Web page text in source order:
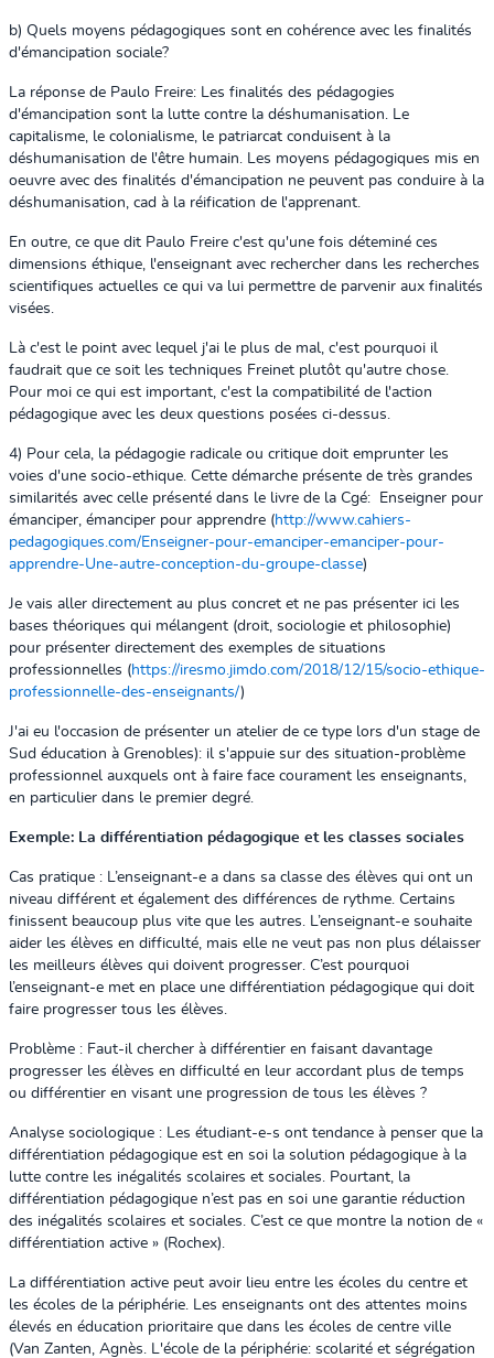
b) Quels moyens pédagogiques sont en cohérence avec les finalités
d'émancipation sociale?
La réponse de Paulo Freire: Les finalités des pédagogies
d'émancipation sont la lutte contre la déshumanisation. Le
capitalisme, le colonialisme, le patriarcat conduisent à la
déshumanisation de l'être humain. Les moyens pédagogiques mis en
oeuvre avec des finalités d'émancipation ne peuvent pas conduire à la
déshumanisation, cad à la réification de l'apprenant.
En outre, ce que dit Paulo Freire c'est qu'une fois déteminé ces
dimensions éthique, l'enseignant avec rechercher dans les recherches
scientifiques actuelles ce qui va lui permettre de parvenir aux finalités
visées.
Là c'est le point avec lequel j'ai le plus de mal, c'est pourquoi il
faudrait que ce soit les techniques Freinet plutôt qu'autre chose.
Pour moi ce qui est important, c'est la compatibilité de l'action
pédagogique avec les deux questions posées ci-dessus.
4) Pour cela, la pédagogie radicale ou critique doit emprunter les
voies d'une socio-ethique. Cette démarche présente de très grandes
similarités avec celle présenté dans le livre de la Cgé: Enseigner pour
émanciper, émanciper pour apprendre (http://www.cahiers-
pedagogiques.com/Enseigner-pour-emanciper-emanciper-pour-
apprendre-Une-autre-conception-du-groupe-classe)
Je vais aller directement au plus concret et ne pas présenter ici les
bases théoriques qui mélangent (droit, sociologie et philosophie)
pour présenter directement des exemples de situations
professionnelles (https://iresmo.jimdo.com/2018/12/15/socio-ethique-
professionnelle-des-enseignants/)
J'ai eu l'occasion de présenter un atelier de ce type lors d'un stage de
Sud éducation à Grenobles): il s'appuie sur des situation-problème
professionnel auxquels ont à faire face courament les enseignants,
en particulier dans le premier degré.
Exemple: La différentiation pédagogique et les classes sociales
Cas pratique : L’enseignant-e a dans sa classe des élèves qui ont un
niveau différent et également des différences de rythme. Certains
finissent beaucoup plus vite que les autres. L’enseignant-e souhaite
aider les élèves en difficulté, mais elle ne veut pas non plus délaisser
les meilleurs élèves qui doivent progresser. C’est pourquoi
l’enseignant-e met en place une différentiation pédagogique qui doit
faire progresser tous les élèves.
Problème : Faut-il chercher à différentier en faisant davantage
progresser les élèves en difficulté en leur accordant plus de temps
ou différentier en visant une progression de tous les élèves ?
Analyse sociologique : Les étudiant-e-s ont tendance à penser que la
différentiation pédagogique est en soi la solution pédagogique à la
lutte contre les inégalités scolaires et sociales. Pourtant, la
différentiation pédagogique n’est pas en soi une garantie réduction
des inégalités scolaires et sociales. C’est ce que montre la notion de «
différentiation active » (Rochex).
La différentiation active peut avoir lieu entre les écoles du centre et
les écoles de la périphérie. Les enseignants ont des attentes moins
élevés en éducation prioritaire que dans les écoles de centre ville
(Van Zanten, Agnès. L'école de la périphérie: scolarité et ségrégation